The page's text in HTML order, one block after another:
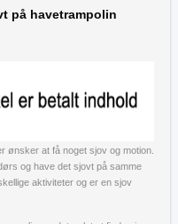
på havetrampolin
ønsker at få noget sjov og motion.
og have det sjovt på samme
aktiviteter og er en sjov